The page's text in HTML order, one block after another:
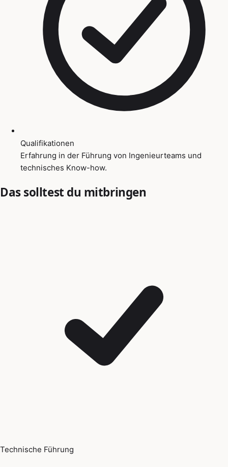
Qualifikationen
Erfahrung in der Führung von Ingenieurteams und
technisches Know-how.
Das solltest du mitbringen
Technische Führung